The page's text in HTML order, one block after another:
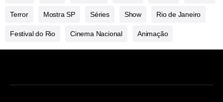
Terror Mostra SP Séries Show Rio de Janeiro
Festival do Rio Cinema Nacional Animação